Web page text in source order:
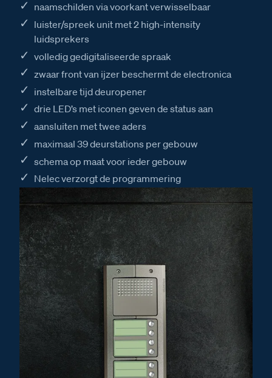
naamschilden via voorkant verwisselbaar
luister/spreek unit met 2 high-intensity
luidsprekers
volledig gedigitaliseerde spraak
zwaar front van ijzer beschermt de electronica
instelbare tijd deuropener
drie LED’s met iconen geven de status aan
aansluiten met twee aders
maximaal 39 deurstations per gebouw
schema op maat voor ieder gebouw
Nelec verzorgt de programmering